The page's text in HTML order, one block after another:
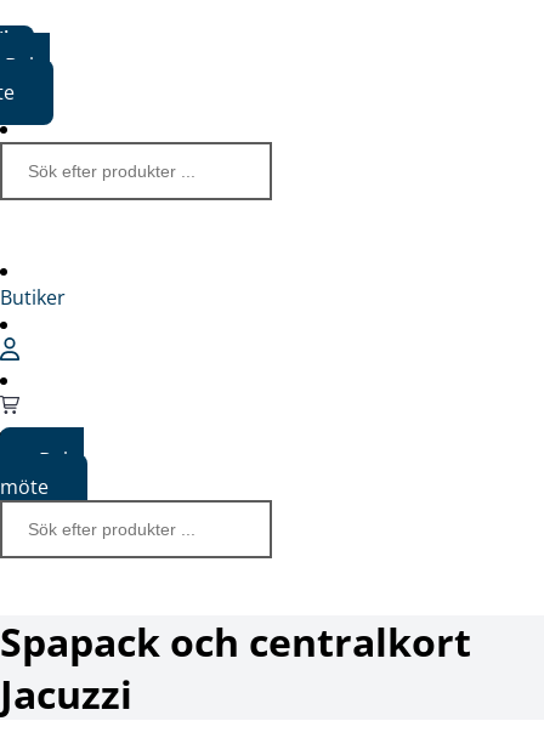
Boka
Butiker
Boka
möte
Spapack och centralkort
Jacuzzi